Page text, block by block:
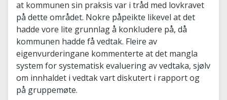
at kommunen sin praksis var i tråd med lovkravet
på dette området. Nokre påpeikte likevel at det
hadde vore lite grunnlag å konkludere på, då
kommunen hadde få vedtak. Fleire av
eigenvurderingane kommenterte at det mangla
system for systematisk evaluering av vedtaka, sjølv
om innhaldet i vedtak vart diskutert i rapport og
på gruppemøte.